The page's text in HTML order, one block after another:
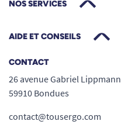
NOS SERVICES
AIDE ET CONSEILS
CONTACT
26 avenue Gabriel Lippmann
59910 Bondues
contact@tousergo.com